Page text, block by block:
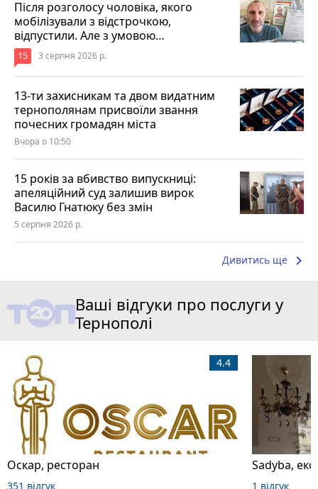
Після розголосу чоловіка, якого
мобілізували з відстрочкою,
відпустили. Але з умовою…
15 3 серпня 2026 р.
13-ти захисникам та двом видатним
тернополянам присвоїли звання
почесних громадян міста
Вчора о 10:50
15 років за вбивство випускниці:
апеляційний суд залишив вирок
Василю Гнатюку без змін
5 серпня 2026 р.
Дивитись ще keyboard_arrow_right
Ваші відгуки про послуги у
Тернополі
Оскар, ресторан
4.4
351 відгук
Sadyba,
1 відгук